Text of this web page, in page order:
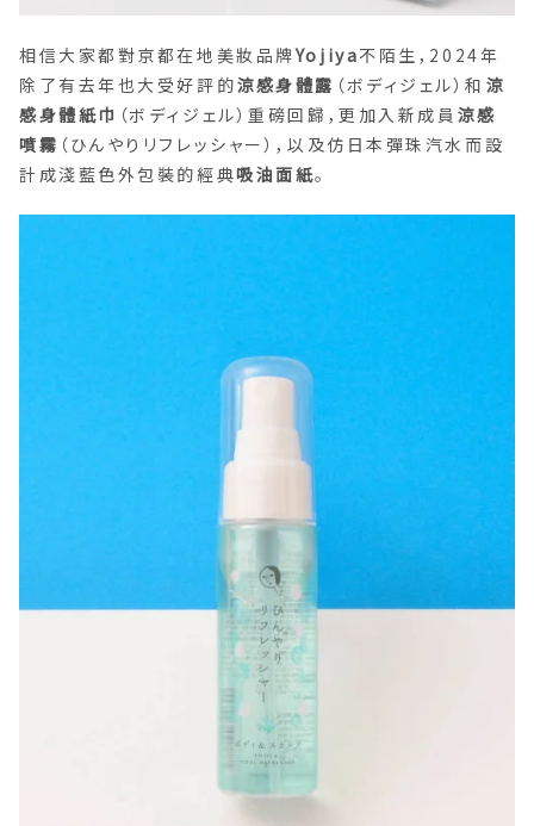
相信大家都對京都在地美妝品牌Yojiya不陌生，2024年
除了有去年也大受好評的涼感身體露 （ボディジェル）和 涼
感身體紙巾 （ボディジェル）重磅回歸，更加入新成員 涼感
噴霧 （ひんやりリフレッシャー），以及仿日本彈珠汽水而設
計成淺藍色外包裝的經典吸油面紙。